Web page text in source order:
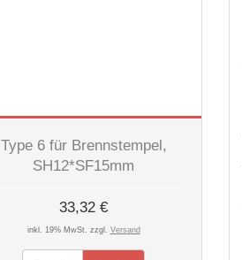
Type 6 für Brennstempel,
SH12*SF15mm
33,32 €
inkl. 19% MwSt. zzgl. Versand